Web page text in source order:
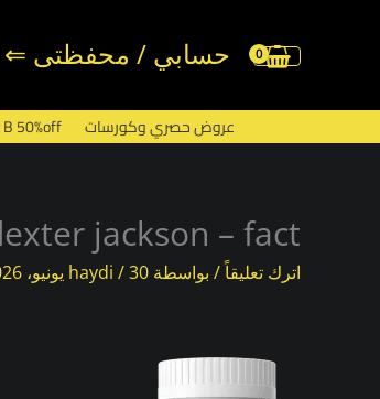
حسابي / محفظتى ⇐
عروض حصري وكورسات 50%off
jackson – fact
اترك تعليقاً/ بواسطة haydi /30 يونيو، 2026